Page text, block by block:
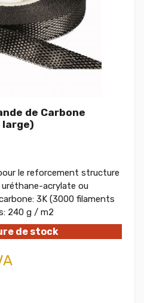
de Carbone
large)
le reforcement structure
uréthane-acrylate ou
3K (3000 filaments
240 g / m2
de stock